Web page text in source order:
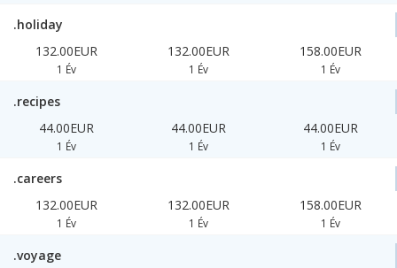
.holiday
132.00EUR
1 Év
132.00EUR
1 Év
158.00EUR
1 Év
.recipes
44.00EUR
1 Év
44.00EUR
1 Év
44.00EUR
1 Év
.careers
132.00EUR
1 Év
132.00EUR
1 Év
158.00EUR
1 Év
.voyage